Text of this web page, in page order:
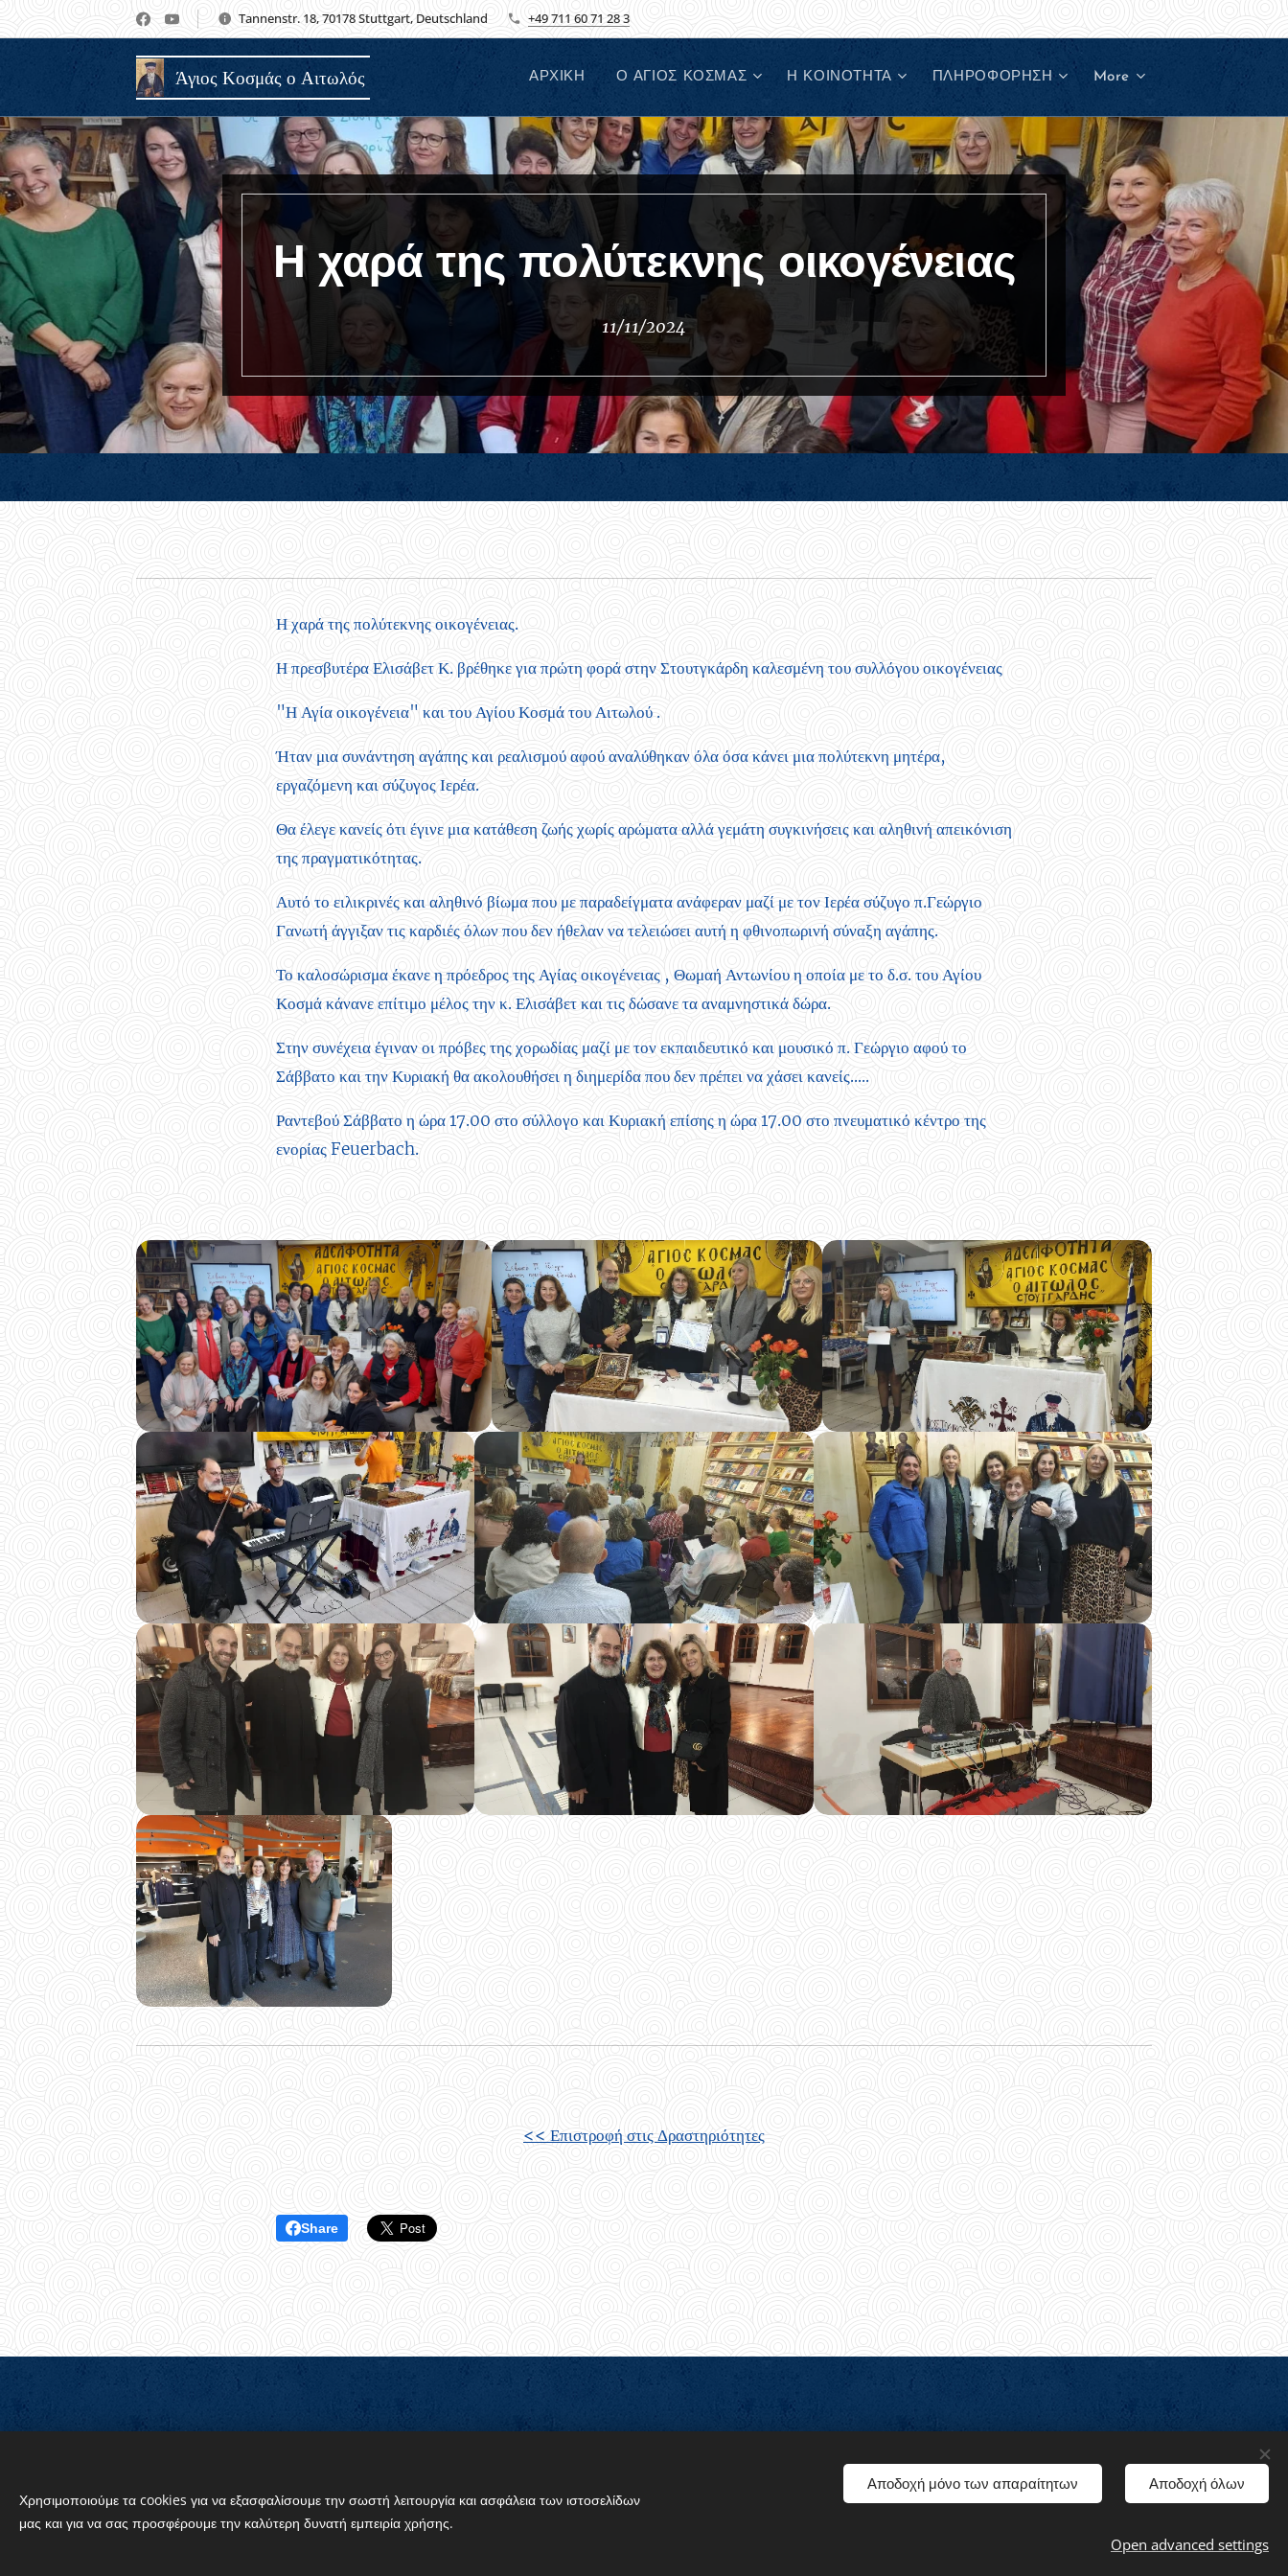
Tannenstr. 18, 70178 Stuttgart, Deutschland +49 711 60 71 28 3
Άγιος Κοσμάς ο Αιτωλός ΑΡΧΙΚΗ Ο ΑΓΙΟΣ ΚΟΣΜΑΣ Η ΚΟΙΝΟΤΗΤΑ ΠΛΗΡΟΦΟΡΗΣΗ More
Η χαρά της πολύτεκνης οικογένειας
11/11/2024
Η χαρά της πολύτεκνης οικογένειας.
Η πρεσβυτέρα Ελισάβετ Κ. βρέθηκε για πρώτη φορά στην Στουτγκάρδη καλεσμένη του συλλόγου οικογένειας
"Η Αγία οικογένεια" και του Αγίου Κοσμά του Αιτωλού .
Ήταν μια συνάντηση αγάπης και ρεαλισμού αφού αναλύθηκαν όλα όσα κάνει μια πολύτεκνη μητέρα,
εργαζόμενη και σύζυγος Ιερέα.
Θα έλεγε κανείς ότι έγινε μια κατάθεση ζωής χωρίς αρώματα αλλά γεμάτη συγκινήσεις και αληθινή απεικόνιση
της πραγματικότητας.
Αυτό το ειλικρινές και αληθινό βίωμα που με παραδείγματα ανάφεραν μαζί με τον Ιερέα σύζυγο π.Γεώργιο
Γανωτή άγγιξαν τις καρδιές όλων που δεν ήθελαν να τελειώσει αυτή η φθινοπωρινή σύναξη αγάπης.
Το καλοσώρισμα έκανε η πρόεδρος της Αγίας οικογένειας , Θωμαή Αντωνίου η οποία με το δ.σ. του Αγίου
Κοσμά κάνανε επίτιμο μέλος την κ. Ελισάβετ και τις δώσανε τα αναμνηστικά δώρα.
Στην συνέχεια έγιναν οι πρόβες της χορωδίας μαζί με τον εκπαιδευτικό και μουσικό π. Γεώργιο αφού το
Σάββατο και την Κυριακή θα ακολουθήσει η διημερίδα που δεν πρέπει να χάσει κανείς.....
Ραντεβού Σάββατο η ώρα 17.00 στο σύλλογο και Κυριακή επίσης η ώρα 17.00 στο πνευματικό κέντρο της
ενορίας Feuerbach.
<< Επιστροφή στιςΔραστηριότητες
Share
Cookies
Languages
American English
Ελληνικά
Χρησιμοποιούμε τα cookies για να εξασφαλίσουμε την σωστή λειτουργία και ασφάλεια των ιστοσελίδων
μας και για να σας προσφέρουμε την καλύτερη δυνατή εμπειρία χρήσης.
Αποδοχή μόνο των απαραίτητων Αποδοχή όλων
Open advanced settings